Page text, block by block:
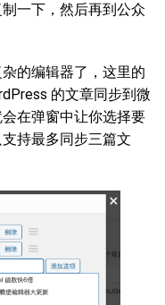
一下，然后再到公众
的编辑器了，这里的
的文章同步到微
在弹窗中让你选择要
持最多同步三篇文